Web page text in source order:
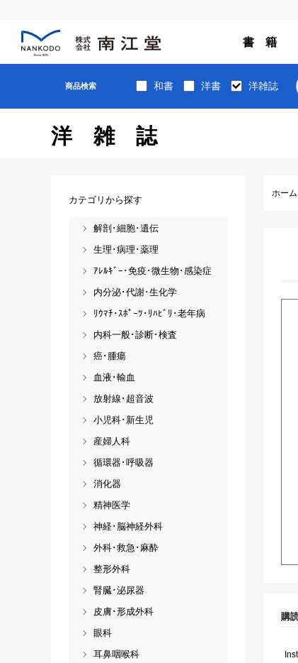
書 籍
商品検索 和書 洋書 洋雑誌
洋雑誌
ホーム
購
カテゴリから探す
解剖･細胞･遺伝
生理･病理･薬理
ｱﾚﾙｷﾞｰ･免疫･微生物･感染症
内分泌･代謝･生化学
ﾘｳﾏﾁ･ｽﾎﾟｰﾂ･ﾘﾊﾋﾞﾘ･老年病
内科一般･診断･検査
癌･腫瘍
血液･輸血
放射線･超音波
小児科･新生児
産婦人科
循環器･呼吸器
消化器
精神医学
神経･脳神経外科
外科･救急･麻酔
整形外科
腎臓･泌尿器
皮膚･形成外科
眼科
耳鼻咽喉科